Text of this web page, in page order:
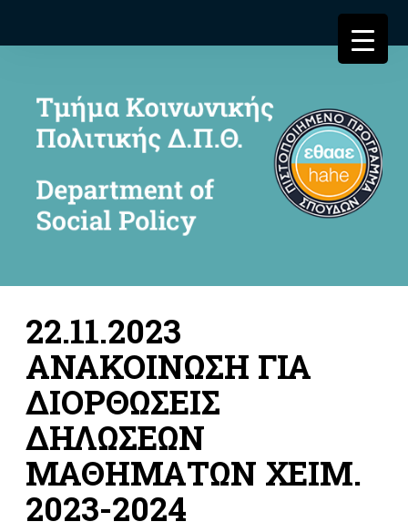
22.11.2023
ΑΝΑΚΟΙΝΩΣΗ ΓΙΑ
ΔΙΟΡΘΩΣΕΙΣ
ΔΗΛΩΣΕΩΝ
ΜΑΘΗΜΑΤΩΝ ΧΕΙΜ.
2023-2024